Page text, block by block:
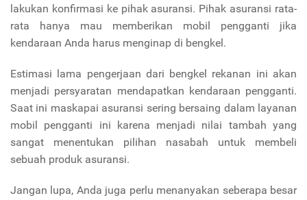
lakukan konfirmasi ke pihak asuransi. Pihak asuransi rata-
rata hanya mau memberikan mobil pengganti jika
kendaraan Anda harus menginap di bengkel.
Estimasi lama pengerjaan dari bengkel rekanan ini akan
menjadi persyaratan mendapatkan kendaraan pengganti.
Saat ini maskapai asuransi sering bersaing dalam layanan
mobil pengganti ini karena menjadi nilai tambah yang
sangat menentukan pilihan nasabah untuk membeli
sebuah produk asuransi.
Jangan lupa, Anda juga perlu menanyakan seberapa besar